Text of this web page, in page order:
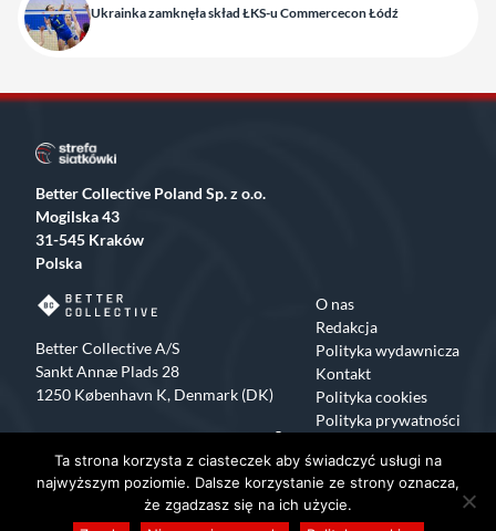
Ukrainka zamknęła skład ŁKS-u Commercecon Łódź
Better Collective Poland Sp. z o.o.
Mogilska 43
31-545 Kraków
Polska
Better Collective A/S
Sankt Annæ Plads 28
1250 København K, Denmark (DK)
O nas
Redakcja
Polityka wydawnicza
Kontakt
Polityka cookies
Polityka prywatności
Facebook
X Instagram
TikTok
Copyrights 2015-2024 Strefa Siatkówki All rights reserved
Ta strona korzysta z ciasteczek aby świadczyć usługi na
najwyższym poziomie. Dalsze korzystanie ze strony oznacza,
że zgadzasz się na ich użycie.